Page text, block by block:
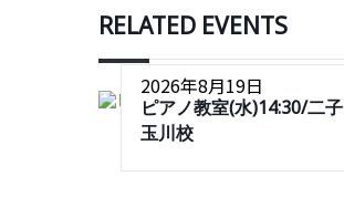
RELATED EVENTS
2026年8月19日
ピアノ教室(水)14:30/二子
玉川校